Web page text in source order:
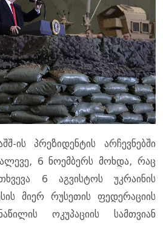
ის პრეზიდენტის არჩევნებში
6 ნოემბერს მოხდა, რაც
6 აგვისტოს უკრაინის
მიერ რუსეთის ფედერაციის
ოკუპაციის სამთვიან